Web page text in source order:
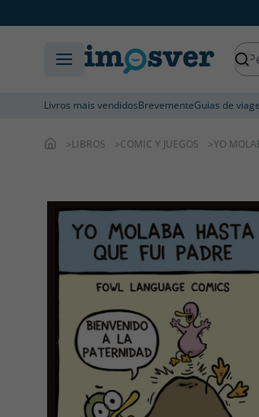
Livros mais vendidosBrevementeGuias de
LIBROS COMIC Y JUEGOS YO